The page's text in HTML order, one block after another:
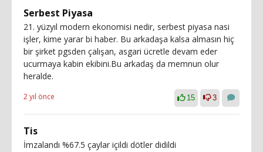
Serbest Piyasa
21. yüzyıl modern ekonomisi nedir, serbest piyasa nasi
işler, kime yarar bi haber. Bu arkadaşa kalsa almasın hiç
bir şirket pgsden çalışan, asgari ücretle devam eder
ucurmaya kabin ekibini.Bu arkadaş da memnun olur
heralde.
2 yıl önce 15 3
Tis
İmzalandı %67.5 çaylar içildi dötler didildi